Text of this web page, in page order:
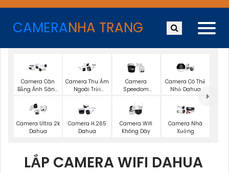
CAMERANHA TRANG
Camera Cân
Bằng Ánh Sáng
Camera Thu Âm
Ngoài Trời
Camera
Speedom
Camera Có Thẻ
Nhớ Dahua
Camera Ultra 2k
Dahua
Camera H.265
Dahua
Camera Wifi
Không Dây
Camera Nhà
Xưởng
LẮP CAMERA WIFI DAHUA